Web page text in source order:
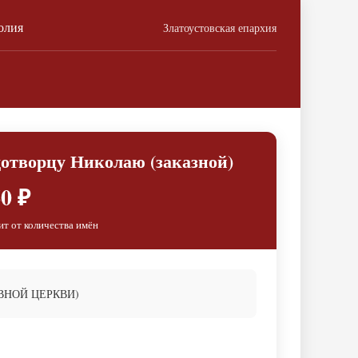
Златоустовская епархия
Николаю (заказной)
₽
от количества имён
ЦЕРКВИ)